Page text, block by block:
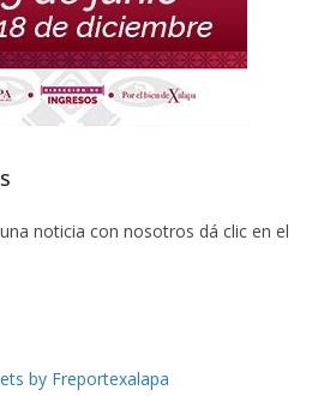
noticia con nosotros dá clic en el
by Freportexalapa